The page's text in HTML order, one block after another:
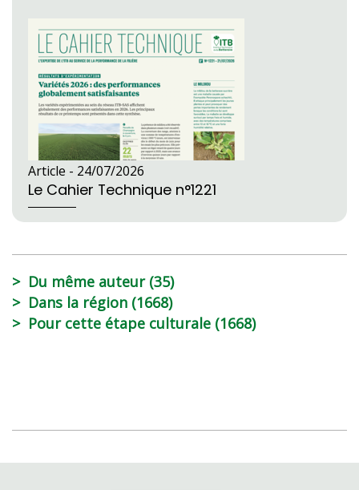
Article - 24/07/2026
Le Cahier Technique n°1221
Du même auteur (35)
Dans la région (1668)
Pour cette étape culturale (1668)